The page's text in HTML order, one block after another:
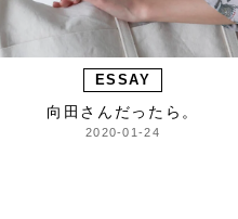
ESSAY
向田さんだったら。
2020-01-24